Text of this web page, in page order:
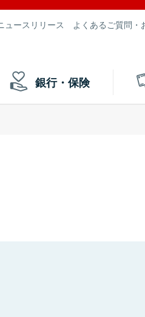
ュースリリース よくあるご質問・
銀行・保険